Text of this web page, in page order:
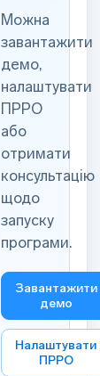
Можна
завантажити
демо,
налаштувати
ПРРО
або
отримати
консультацію
щодо
запуску
програми.
Завантажити
демо
Налаштувати
ПРРО